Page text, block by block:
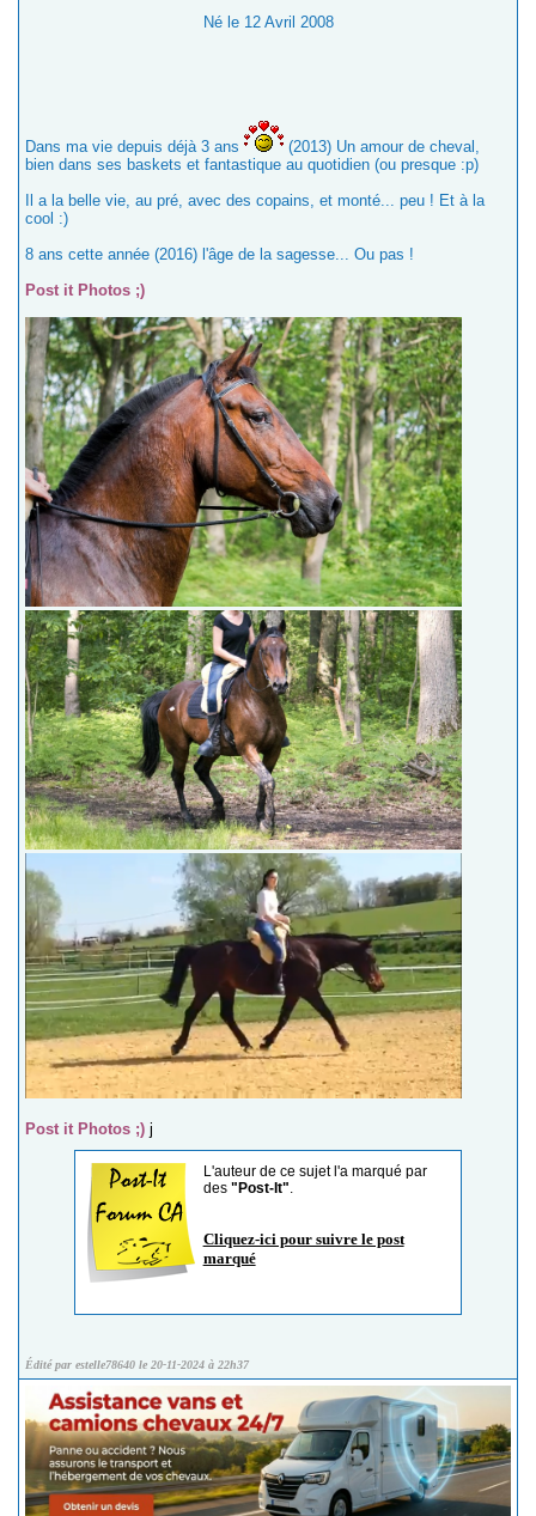
Né le 12 Avril 2008
Dans ma vie depuis déjà 3 ans
(2013) Un amour de cheval,
bien dans ses baskets et fantastique au quotidien (ou presque :p)
Il a la belle vie, au pré, avec des copains, et monté... peu ! Et à la
cool :)
8 ans cette année (2016) l'âge de la sagesse... Ou pas !
Post it Photos ;)
Post it Photos ;) j
L'auteur de ce sujet l'a marqué par
des "Post-It".
Cliquez-ici pour suivre le post
marqué
Édité par estelle78640 le 20-11-2024 à 22h37